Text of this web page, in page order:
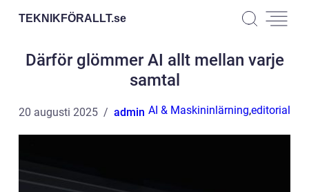
TEKNIKFÖRALLT.se
Därför glömmer AI allt mellan varje
samtal
20 augusti 2025 admin AI & Maskininlärning,editorial